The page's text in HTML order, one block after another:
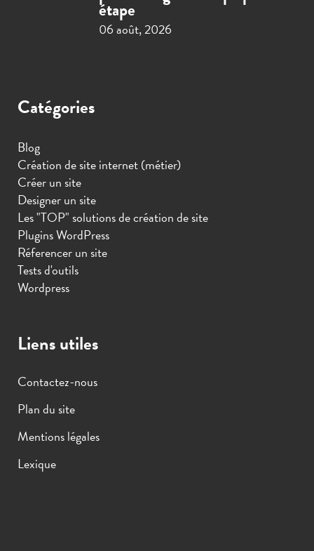
étape
06 août, 2026
Catégories
Blog
Création de site internet (métier)
Créer un site
Designer un site
Les "TOP" solutions de création de site
Plugins WordPress
Réferencer un site
Tests d'outils
Wordpress
Liens utiles
Contactez-nous
Plan du site
Mentions légales
Lexique